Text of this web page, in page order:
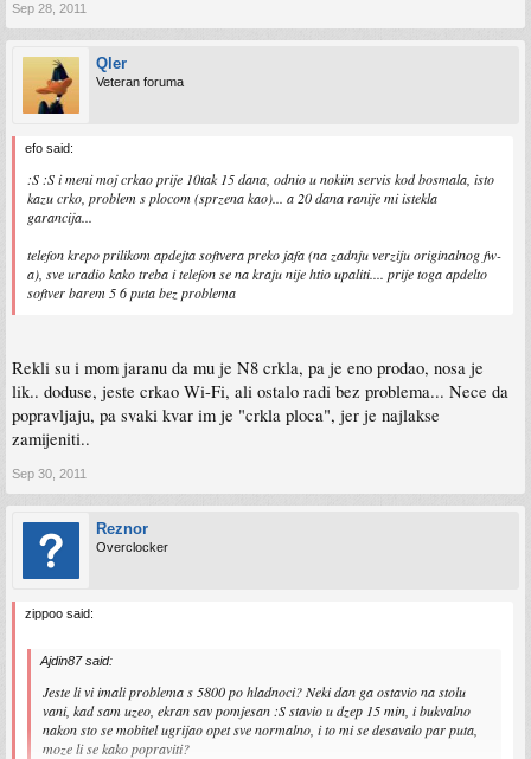
Sep 28, 2011
Qler
Veteran foruma
efo said:
:S :S i meni moj crkao prije 10tak 15 dana, odnio u nokiin servis kod bosmala, isto
kazu crko, problem s plocom (sprzena kao)... a 20 dana ranije mi istekla
garancija...
telefon krepo prilikom apdejta softvera preko jafa (na zadnju verziju originalnog fw-
a), sve uradio kako treba i telefon se na kraju nije htio upaliti.... prije toga apdelto
softver barem 5 6 puta bez problema
Rekli su i mom jaranu da mu je N8 crkla, pa je eno prodao, nosa je
lik.. doduse, jeste crkao Wi-Fi, ali ostalo radi bez problema... Nece da
popravljaju, pa svaki kvar im je "crkla ploca", jer je najlakse
zamijeniti..
Sep 30, 2011
Reznor
Overclocker
zippoo said:
Ajdin87 said:
Jeste li vi imali problema s 5800 po hladnoci? Neki dan ga ostavio na stolu
vani, kad sam uzeo, ekran sav pomjesan :S stavio u dzep 15 min, i bukvalno
nakon sto se mobitel ugrijao opet sve normalno, i to mi se desavalo par puta,
moze li se kako popraviti?